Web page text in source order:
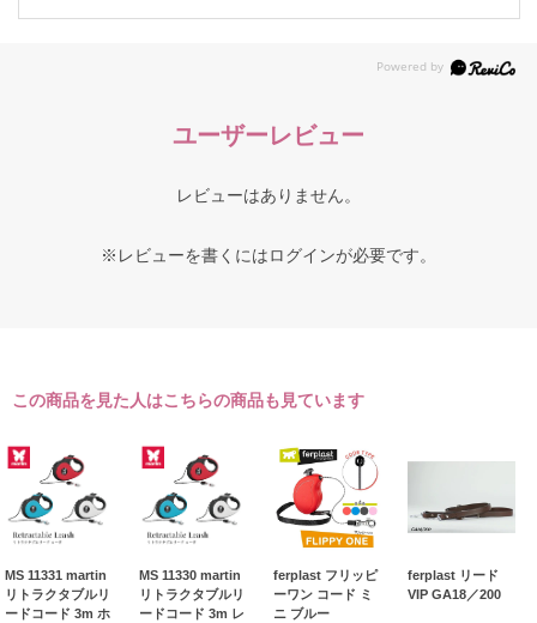
ユーザーレビュー
レビューはありません。
※レビューを書くにはログインが必要です。
この商品を見た人はこちらの商品も見ています
MS 11331 martin
リトラクタブルリ
ードコード 3m ホ
MS 11330 martin
リトラクタブルリ
ードコード 3m レ
ferplast フリッピ
ーワン コード ミ
ニ ブルー
ferplast リード
VIP GA18／200